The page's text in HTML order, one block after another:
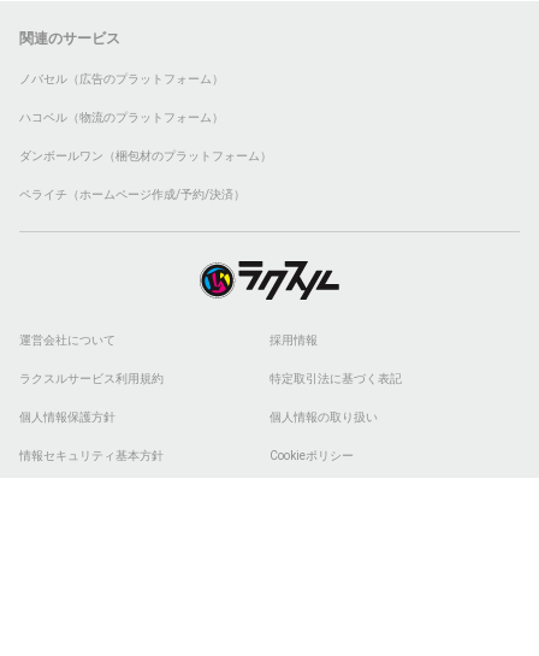
関連のサービス
ノバセル（広告のプラットフォーム）
ハコベル（物流のプラットフォーム）
ダンボールワン（梱包材のプラットフォーム）
ペライチ（ホームページ作成/予約/決済）
運営会社について 採用情報
ラクスルサービス利用規約 特定取引法に基づく表記
個人情報保護方針 個人情報の取り扱い
情報セキュリティ基本方針 Cookieポリシー